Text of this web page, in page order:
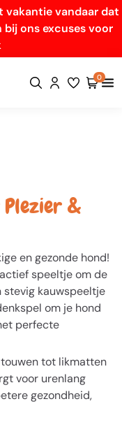
vakantie vandaar dat
ons excuses voor
0
Plezier &
en gezonde hond!
speeltje om de
stevig kauwspeeltje
om je hond
perfecte
tot likmatten
voor urenlang
gezondheid,